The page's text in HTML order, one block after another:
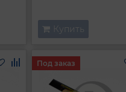
Купить
Под заказ